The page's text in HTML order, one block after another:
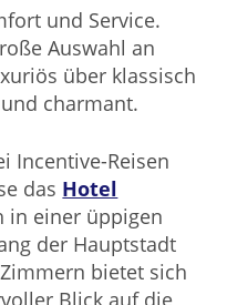
und Service.
Auswahl an
über klassisch
charmant.
Incentive-Reisen
das Hotel
in einer üppigen
der Hauptstadt
bietet sich
Blick auf die